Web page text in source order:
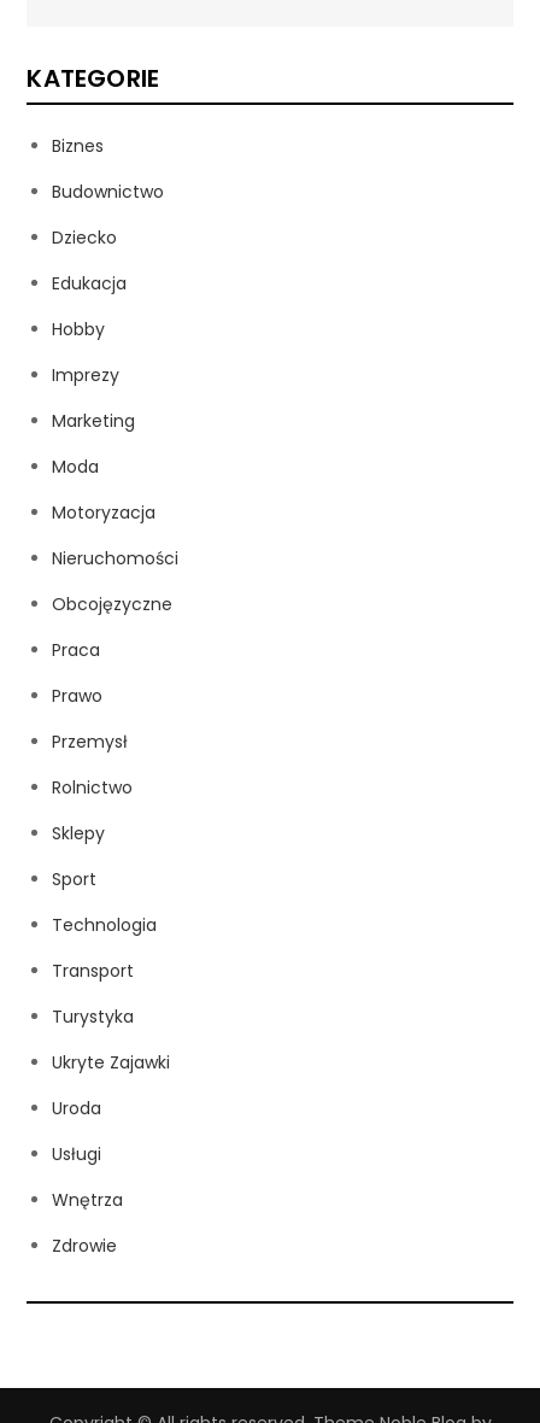
KATEGORIE
Biznes
Budownictwo
Dziecko
Edukacja
Hobby
Imprezy
Marketing
Moda
Motoryzacja
Nieruchomości
Obcojęzyczne
Praca
Prawo
Przemysł
Rolnictwo
Sklepy
Sport
Technologia
Transport
Turystyka
Ukryte Zajawki
Uroda
Usługi
Wnętrza
Zdrowie